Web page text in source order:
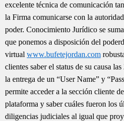
excelente técnica de comunicación
la Firma comunicarse con la
poder. Conocimiento Jurídico se
que ponemos a disposición del
virtual www.bufetejordan.com
clientes saber el status de su causa
la entrega de un “User Name” y
permite acceder a la sección cliente
plataforma y saber cuáles fueron los
diligencias judiciales al igual que